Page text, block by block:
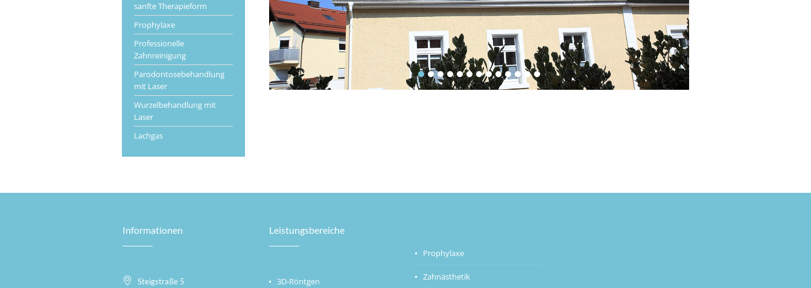
sanfte Therapieform
Prophylaxe
Professionelle
Zahnreinigung
Parodontosebehandlung
mit Laser
Wurzelbehandlung mit
Laser
Lachgas
Informationen
Steigstraße 5
Leistungsbereiche
3D-Röntgen
Prophylaxe
Zahnästhetik